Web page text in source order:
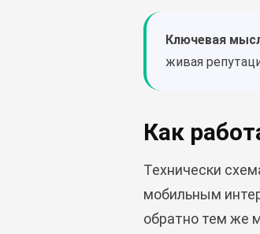
Ключевая
живая
Как
Технически
мобильным
обратно тем же